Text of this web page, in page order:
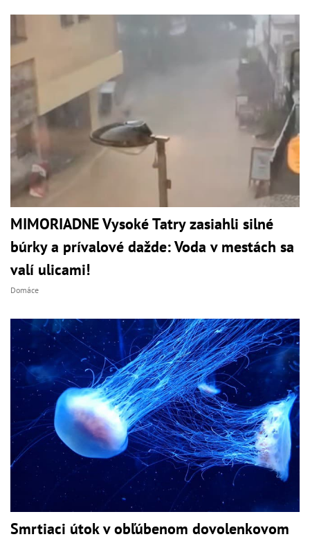
MIMORIADNE Vysoké Tatry zasiahli silné
búrky a prívalové dažde: Voda v mestách sa
valí ulicami!
Domáce
Smrtiaci útok v obľúbenom dovolenkovom